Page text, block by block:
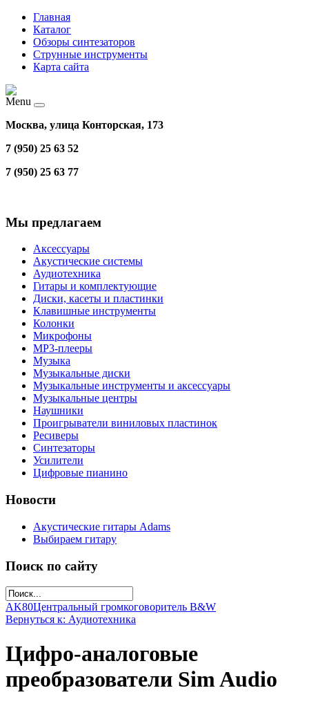
Главная
Каталог
Обзоры синтезаторов
Струнные инструменты
Карта сайта
Menu
Москва, улица Конторская, 173
7 (950) 25 63 52
7 (950) 25 63 77
Мы предлагаем
Аксессуары
Акустические системы
Аудиотехника
Гитары и комплектующие
Диски, касеты и пластинки
Клавишные инструменты
Колонки
Микрофоны
МР3-плееры
Музыка
Музыкальные диски
Музыкальные инструменты и аксессуары
Музыкальные центры
Наушники
Проигрыватели виниловых пластинок
Ресиверы
Синтезаторы
Усилители
Цифровые пианино
Новости
Акустические гитары Adams
Выбираем гитару
Поиск по сайту
AK80Центральный громкоговоритель B&W
Вернуться к: Аудиотехника
Цифро-аналоговые
преобразователи Sim Audio